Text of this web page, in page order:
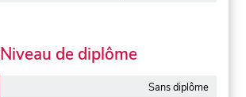
Niveau de diplôme
Sans diplôme